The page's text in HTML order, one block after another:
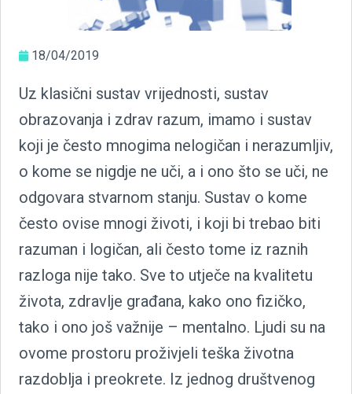
18/04/2019
Uz klasični sustav vrijednosti, sustav
obrazovanja i zdrav razum, imamo i sustav
koji je često mnogima nelogičan i nerazumljiv,
o kome se nigdje ne uči, a i ono što se uči, ne
odgovara stvarnom stanju. Sustav o kome
često ovise mnogi životi, i koji bi trebao biti
razuman i logičan, ali često tome iz raznih
razloga nije tako. Sve to utječe na kvalitetu
života, zdravlje građana, kako ono fizičko,
tako i ono još važnije – mentalno. Ljudi su na
ovome prostoru proživjeli teška životna
razdoblja i preokrete. Iz jednog društvenog